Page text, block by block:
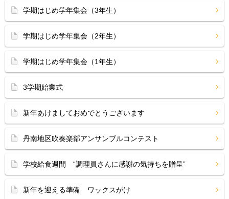
学期はじめ学年集会（3年生）
学期はじめ学年集会（2年生）
学期はじめ学年集会（1年生）
3学期始業式
新年あけましておめでとうございます
丹南地区吹奏楽部アンサンブルコンテスト
学校給食週間 “調理員さんに感謝の気持ちを贈呈”
新年を迎える準備 ワックスがけ